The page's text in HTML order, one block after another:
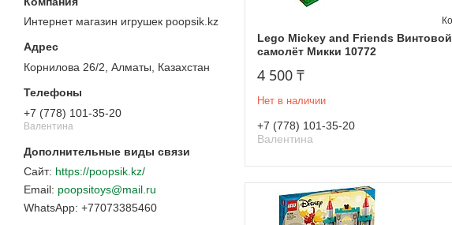
Интернет магазин игрушек poopsik.kz
Корнилова 26/2, Алматы, Казахстан
+7 (778) 101-35-20
Валентина
https://poopsik.kz/
poopsitoys@mail.ru
+77073385460
Lego Mickey and Friends Винтовой
самолёт Микки 10772
4 500 ₸
Нет в наличии
+7 (778) 101-35-20
Валентина